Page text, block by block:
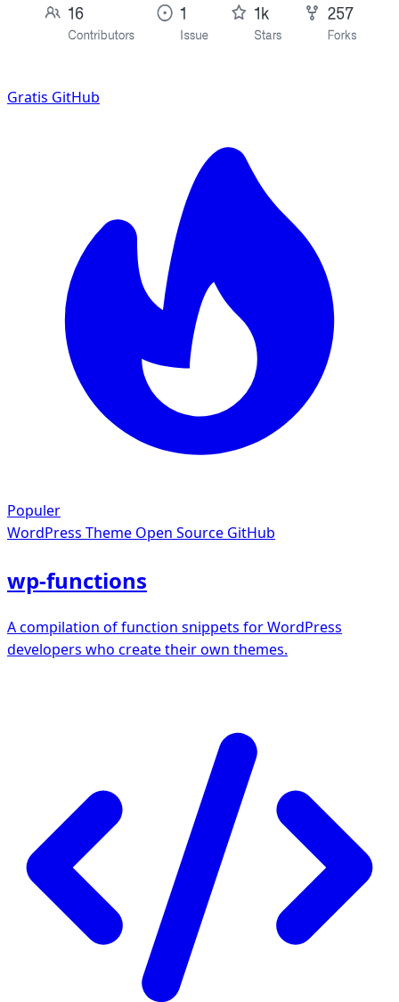
Gratis GitHub
Populer
WordPress Theme Open Source GitHub
wp-functions
A compilation of function snippets for WordPress
developers who create their own themes.